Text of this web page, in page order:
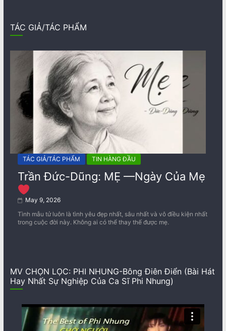
TÁC GIẢ/TÁC PHẨM
TÁC GIẢ/TÁC PHẨM TIN HÀNG ĐẦU
Trần Đức-Dũng: MẸ —Ngày Của Mẹ
May 9, 2026
Tình mẫu tử luôn là tình yêu đẹp nhất, sâu nhất và vô điều kiện nhất
trong cuộc đời này. Không ai có thể thay thế được mẹ.
MV CHỌN LỌC: PHI NHUNG-Bông Điên Điển (Bài Hát
Hay Nhất Sự Nghiệp Của Ca Sĩ Phi Nhung)